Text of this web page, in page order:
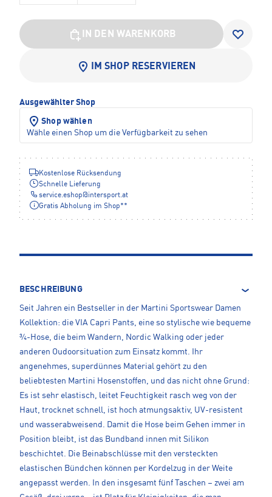
IN DEN WARENKORB
IM SHOP RESERVIEREN
Ausgewählter Shop
Shop wählen
Wähle einen Shop um die Verfügbarkeit zu sehen
Kostenlose Rücksendung
Schnelle Lieferung
service.eshop@intersport.at
Gratis Abholung im Shop**
BESCHREIBUNG
Seit Jahren ein Bestseller in der Martini Sportswear Damen
Kollektion: die VIA Capri Pants, eine so stylische wie bequeme
¾-Hose, die beim Wandern, Nordic Walking oder jeder
anderen Oudoorsituation zum Einsatz kommt. Ihr
angenehmes, superdünnes Material gehört zu den
beliebtesten Martini Hosenstoffen, und das nicht ohne Grund:
Es ist sehr elastisch, leitet Feuchtigkeit rasch weg von der
Haut, trocknet schnell, ist hoch atmungsaktiv, UV-resistent
und wasserabweisend. Damit die Hose beim Gehen immer in
Position bleibt, ist das Bundband innen mit Silikon
beschichtet. Die Beinabschlüsse mit den versteckten
elastischen Bündchen können per Kordelzug in der Weite
angepasst werden. In den insgesamt fünf Taschen – zwei am